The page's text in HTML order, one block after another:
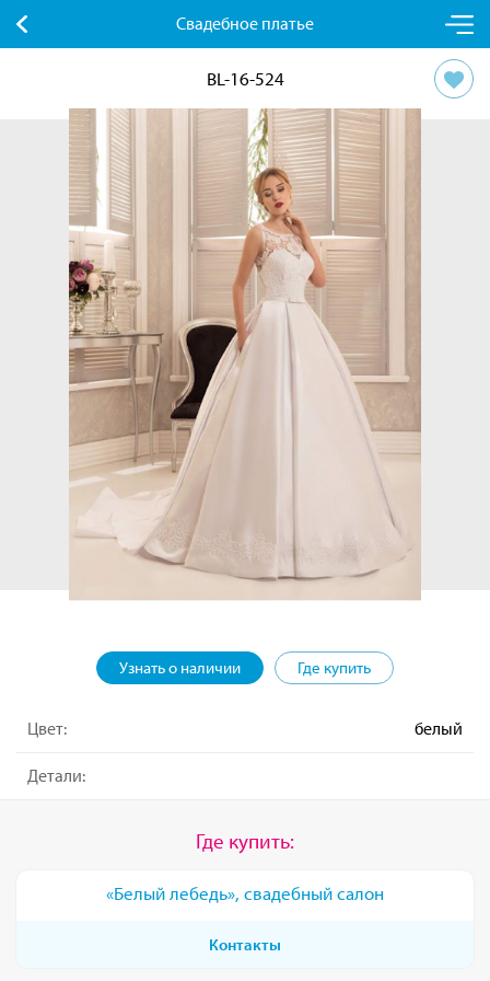
Свадебное платье
BL-16-524
Узнать о наличии Где купить
Цвет: белый
Детали:
Где купить:
«Белый лебедь», свадебный салон
Контакты